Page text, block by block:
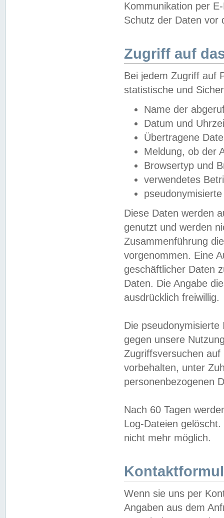
Kommunikation per
Schutz der Daten vor
Zugriff auf
Bei jedem Zugriff auf
statistische und
Name der
Datum und
Übertragene
Meldung, ob der
Browsertyp und
verwendetes
Diese Daten werden
genutzt und werden
Zusammenführung
vorgenommen. Eine
geschäftlicher Daten
Daten. Die Angabe
ausdrücklich freiwillig.
Die
gegen unsere
Zugriffsversuchen
vorbehalten, unter
personenbezogenen
Nach 60 Tagen
Log-Dateien
nicht mehr möglich.
Wenn sie uns per
Angaben aus dem